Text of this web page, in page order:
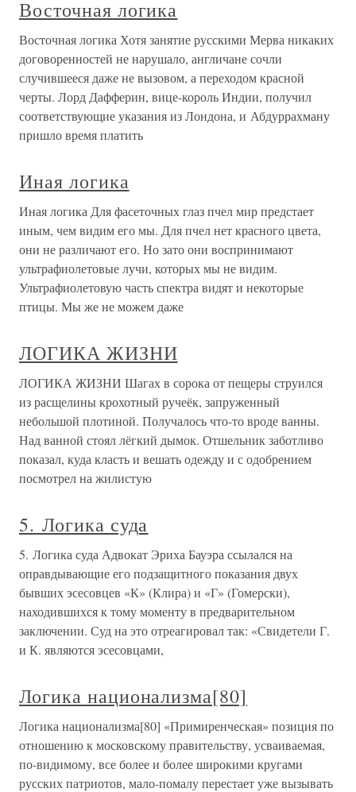
Восточная логика
Восточная логика Хотя занятие русскими Мерва никаких
договоренностей не нарушало, англичане сочли
случившееся даже не вызовом, а переходом красной
черты. Лорд Дафферин, вице-король Индии, получил
соответствующие указания из Лондона, и Абдуррахману
пришло время платить
Иная логика
Иная логика Для фасеточных глаз пчел мир предстает
иным, чем видим его мы. Для пчел нет красного цвета,
они не различают его. Но зато они воспринимают
ультрафиолетовые лучи, которых мы не видим.
Ультрафиолетовую часть спектра видят и некоторые
птицы. Мы же не можем даже
ЛОГИКА ЖИЗНИ
ЛОГИКА ЖИЗНИ Шагах в сорока от пещеры струился
из расщелины крохотный ручеёк, запруженный
небольшой плотиной. Получалось что-то вроде ванны.
Над ванной стоял лёгкий дымок. Отшельник заботливо
показал, куда класть и вешать одежду и с одобрением
посмотрел на жилистую
5. Логика суда
5. Логика суда Адвокат Эриха Бауэра ссылался на
оправдывающие его подзащитного показания двух
бывших эсесовцев «К» (Клира) и «Г» (Гомерски),
находившихся к тому моменту в предварительном
заключении. Суд на это отреагировал так: «Свидетели Г.
и К. являются эсесовцами,
Логика национализма[80]
Логика национализма[80] «Примиренческая» позиция по
отношению к московскому правительству, усваиваемая,
по-видимому, все более и более широкими кругами
русских патриотов, мало-помалу перестает уже вызывать